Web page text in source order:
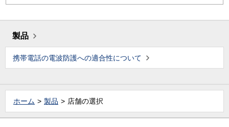
製品
携帯電話の電波防護への適合性について
ホーム 製品 店舗の選択